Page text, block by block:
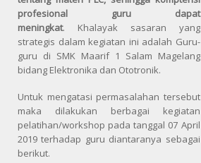
profesional guru dapat
meningkat. Khalayak sasaran yang
strategis dalam kegiatan ini adalah Guru-
guru di SMK Maarif 1 Salam Magelang
bidang Elektronika dan Ototronik.
Untuk mengatasi permasalahan tersebut
maka dilakukan berbagai kegiatan
pelatihan/workshop pada tanggal 07 April
2019 terhadap guru diantaranya sebagai
berikut.